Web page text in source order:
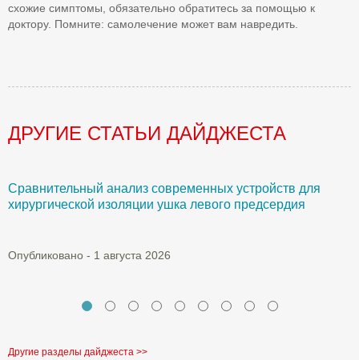
схожие симптомы, обязательно обратитесь за помощью к
доктору. Помните: самолечение может вам навредить.
ДРУГИЕ СТАТЬИ ДАЙДЖЕСТА
Сравнительный анализ современных устройств для
хирургической изоляции ушка левого предсердия
Опубликовано - 1 августа 2026
Другие разделы дайджеста >>